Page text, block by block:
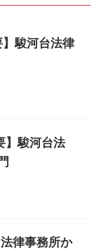
駿河台法律
駿河台法
律事務所か